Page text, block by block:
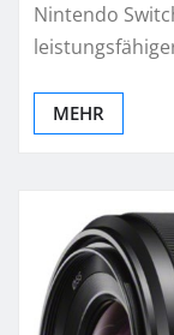
Nintendo
MEHR